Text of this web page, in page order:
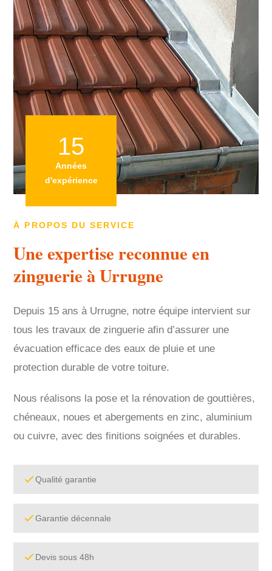
À PROPOS DU SERVICE
Une expertise reconnue en
zinguerie à Urrugne
Depuis 15 ans à Urrugne, notre équipe intervient sur
tous les travaux de zinguerie afin d’assurer une
évacuation efficace des eaux de pluie et une
protection durable de votre toiture.
Nous réalisons la pose et la rénovation de gouttières,
chéneaux, noues et abergements en zinc, aluminium
ou cuivre, avec des finitions soignées et durables.
Qualité garantie
Garantie décennale
Devis sous 48h
15
Années
d'expérience